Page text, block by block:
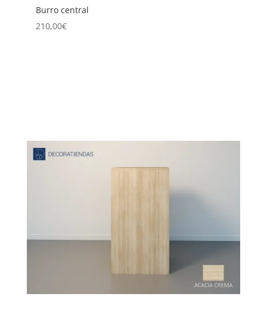
Burro Central Doble
225,00